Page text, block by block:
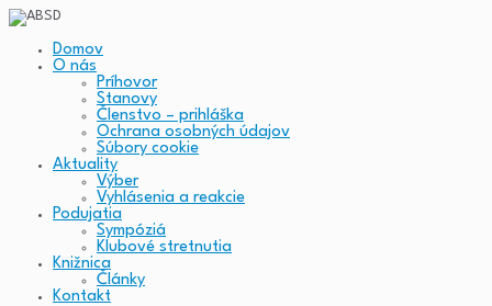
Domov
O nás
Príhovor
Stanovy
Členstvo – prihláška
Ochrana osobných údajov
Súbory cookie
Aktuality
Výber
Vyhlásenia a reakcie
Podujatia
Sympóziá
Klubové stretnutia
Knižnica
Články
Kontakt